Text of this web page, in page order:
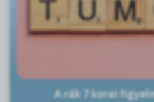
A rák 7 korai